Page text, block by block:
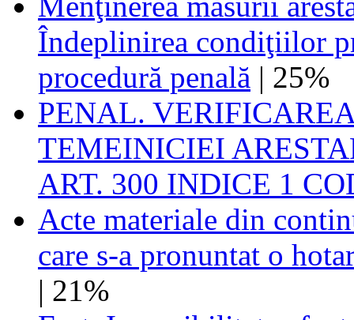
Îndeplinirea condiţiilor
procedură penală | 25%
PENAL.
TEMEINICIEI
ART. 300 INDICE 1
Acte materiale din
care s-a pronuntat o
| 21%